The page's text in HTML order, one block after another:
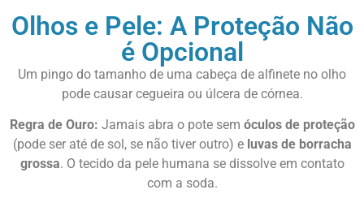
Olhos e Pele: A Proteção Não
é Opcional
Um pingo do tamanho de uma cabeça de alfinete no olho
pode causar cegueira ou úlcera de córnea.
Regra de Ouro: Jamais abra o pote sem óculos de proteção
(pode ser até de sol, se não tiver outro) e luvas de borracha
grossa. O tecido da pele humana se dissolve em contato
com a soda.